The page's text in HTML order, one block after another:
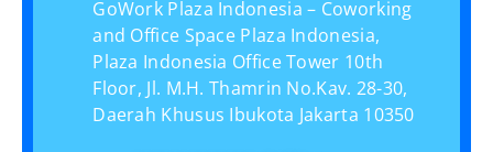
GoWork Plaza Indonesia – Coworking
and Office Space Plaza Indonesia,
Plaza Indonesia Office Tower 10th
Floor, Jl. M.H. Thamrin No.Kav. 28-30,
Daerah Khusus Ibukota Jakarta 10350